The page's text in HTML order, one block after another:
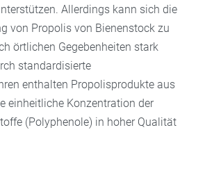
Allerdings kann sich die
von Propolis von Bienenstock zu
örtlichen Gegebenheiten stark
standardisierte
enthalten Propolisprodukte aus
einheitliche Konzentration der
(Polyphenole) in hoher Qualität